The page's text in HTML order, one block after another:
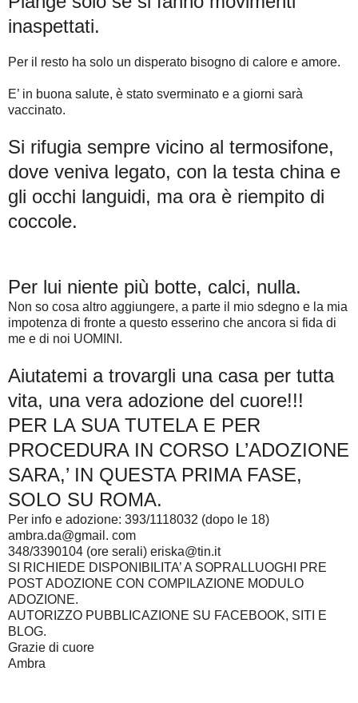
inaspettati.
Per il resto ha solo un disperato bisogno di calore e amore.
E’ in buona salute, è stato sverminato e a giorni sarà
vaccinato.
Si rifugia sempre vicino al termosifone,
dove veniva legato, con la testa china e
gli occhi languidi, ma ora è riempito di
coccole.
Per lui niente più botte, calci, nulla.
Non so cosa altro aggiungere, a parte il mio sdegno e la mia
impotenza di fronte a questo esserino che ancora si fida di
me e di noi UOMINI.
Aiutatemi a trovargli una casa per tutta
vita, una vera adozione del cuore!!!
PER LA SUA TUTELA E PER
PROCEDURA IN CORSO L’ADOZIONE
SARA,’ IN QUESTA PRIMA FASE,
SOLO SU ROMA.
Per info e adozione: 393/1118032 (dopo le 18)
ambra.da@gmail. com
348/3390104 (ore serali) eriska@tin.it
SI RICHIEDE DISPONIBILITA’ A SOPRALLUOGHI PRE
POST ADOZIONE CON COMPILAZIONE MODULO
ADOZIONE.
AUTORIZZO PUBBLICAZIONE SU FACEBOOK, SITI E
BLOG.
Grazie di cuore
Ambra